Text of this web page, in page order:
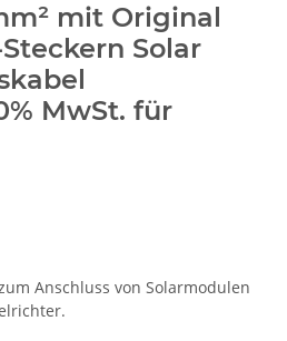
mit Original
Solar
MwSt. für
Anschluss von Solarmodulen